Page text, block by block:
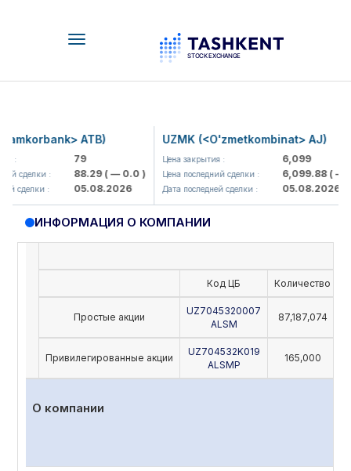
Toggle
ATB)
79
сделки : 88.29( — 0.0 )
сделки : 05.08.2026
UZMK (<O'zmetkombinat> AJ)
Цена закрытия : 6,099
Цена последний сделки : 6,099.88( —
Дата последней сделки : 05.08.2026
ИНФОРМАЦИЯ О КОМПАНИИ
Код ЦБ Количество
Простые акции
UZ7045320007
ALSM
87,187,074
Привилегированные акции
UZ704532K019
ALSMP
165,000
О компании